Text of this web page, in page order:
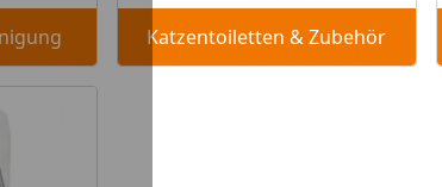
Katzentoiletten & Zubehör